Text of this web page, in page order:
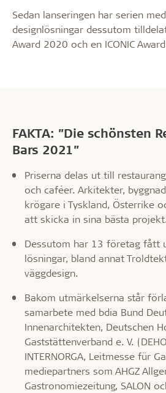
Sedan lanseringen har serien
designlösningar dessutom
Award 2020 och en ICONIC
FAKTA: ”Die schönsten
Bars 2021”
Priserna delas ut till
och caféer. Arkitekter,
krögare i Tyskland, Österrike
att skicka in sina bästa
Dessutom har 13 företag fått
lösningar, bland annat
väggdesign.
Bakom utmärkelserna står
samarbete med bdia Bund
Innenarchitekten, Deutschen
Gaststättenverband e. V.
INTERNORGA, Leitmesse für
mediepartners som AHGZ
Gastronomiezeitung, SALON